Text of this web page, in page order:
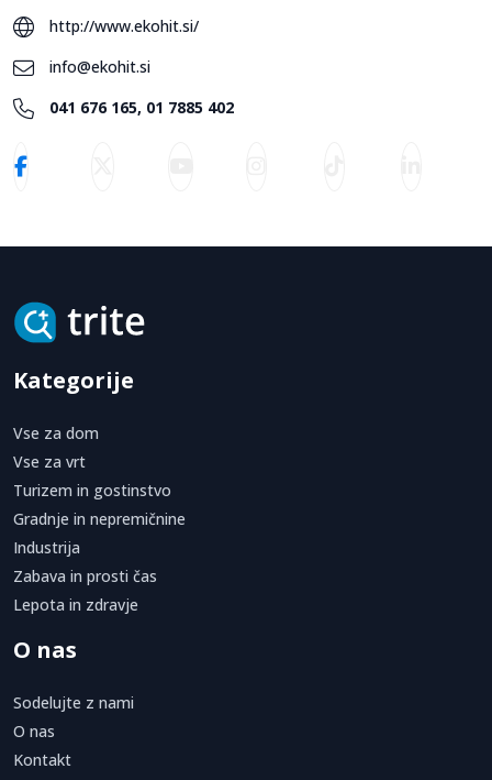
http://www.ekohit.si/
info@ekohit.si
041 676 165, 01 7885 402
Kategorije
Vse za dom
Vse za vrt
Turizem in gostinstvo
Gradnje in nepremičnine
Industrija
Zabava in prosti čas
Lepota in zdravje
O nas
Sodelujte z nami
O nas
Kontakt